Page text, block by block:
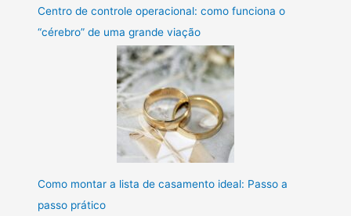
Centro de controle operacional: como funciona o
“cérebro” de uma grande viação
Como montar a lista de casamento ideal: Passo a
passo prático